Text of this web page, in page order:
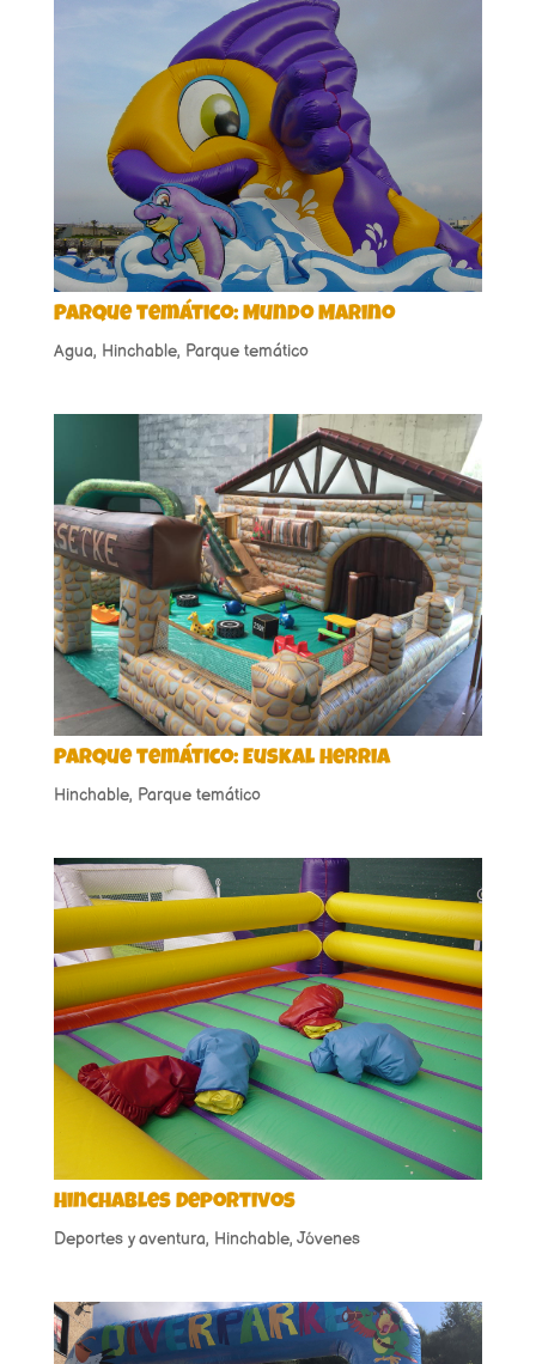
Parque temático: Mundo Marino
Agua, Hinchable, Parque temático
Parque temático: Euskal Herria
Hinchable, Parque temático
Hinchables Deportivos
Deportes y aventura, Hinchable, Jóvenes